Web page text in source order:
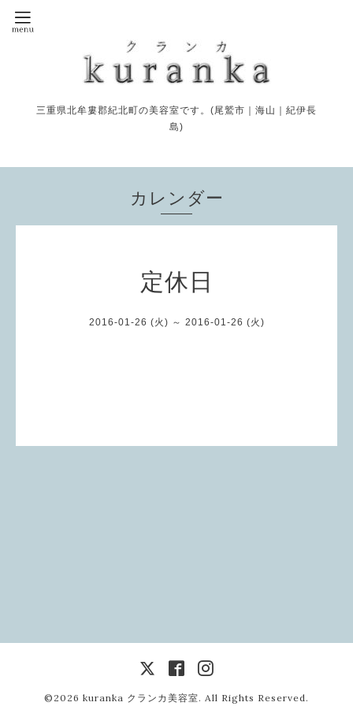
三重県北牟婁郡紀北町の美容室です。(尾鷲市｜海山｜紀伊長
島)
カレンダー
定休日
2016-01-26 (火) ～ 2016-01-26 (火)
©2026 kuranka クランカ美容室. All Rights Reserved.